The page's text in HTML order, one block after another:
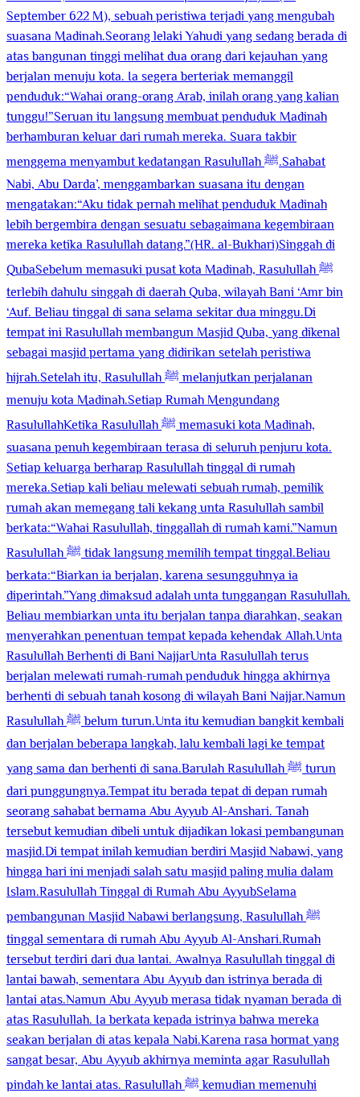
September 622 M), sebuah peristiwa terjadi yang mengubah
suasana Madinah.Seorang lelaki Yahudi yang sedang berada di
atas bangunan tinggi melihat dua orang dari kejauhan yang
berjalan menuju kota. Ia segera berteriak memanggil
penduduk:“Wahai orang-orang Arab, inilah orang yang kalian
tunggu!”Seruan itu langsung membuat penduduk Madinah
berhamburan keluar dari rumah mereka. Suara takbir
menggema menyambut kedatangan Rasulullah ﷺ.Sahabat
Nabi, Abu Darda’, menggambarkan suasana itu dengan
mengatakan:“Aku tidak pernah melihat penduduk Madinah
lebih bergembira dengan sesuatu sebagaimana kegembiraan
mereka ketika Rasulullah datang.”(HR. al-Bukhari)Singgah di
QubaSebelum memasuki pusat kota Madinah, Rasulullah ﷺ
terlebih dahulu singgah di daerah Quba, wilayah Bani ‘Amr bin
‘Auf. Beliau tinggal di sana selama sekitar dua minggu.Di
tempat ini Rasulullah membangun Masjid Quba, yang dikenal
sebagai masjid pertama yang didirikan setelah peristiwa
hijrah.Setelah itu, Rasulullah ﷺ melanjutkan perjalanan
menuju kota Madinah.Setiap Rumah Mengundang
RasulullahKetika Rasulullah ﷺ memasuki kota Madinah,
suasana penuh kegembiraan terasa di seluruh penjuru kota.
Setiap keluarga berharap Rasulullah tinggal di rumah
mereka.Setiap kali beliau melewati sebuah rumah, pemilik
rumah akan memegang tali kekang unta Rasulullah sambil
berkata:“Wahai Rasulullah, tinggallah di rumah kami.”Namun
Rasulullah ﷺ tidak langsung memilih tempat tinggal.Beliau
berkata:“Biarkan ia berjalan, karena sesungguhnya ia
diperintah.”Yang dimaksud adalah unta tunggangan Rasulullah.
Beliau membiarkan unta itu berjalan tanpa diarahkan, seakan
menyerahkan penentuan tempat kepada kehendak Allah.Unta
Rasulullah Berhenti di Bani NajjarUnta Rasulullah terus
berjalan melewati rumah-rumah penduduk hingga akhirnya
berhenti di sebuah tanah kosong di wilayah Bani Najjar.Namun
Rasulullah ﷺ belum turun.Unta itu kemudian bangkit kembali
dan berjalan beberapa langkah, lalu kembali lagi ke tempat
yang sama dan berhenti di sana.Barulah Rasulullah ﷺ turun
dari punggungnya.Tempat itu berada tepat di depan rumah
seorang sahabat bernama Abu Ayyub Al-Anshari. Tanah
tersebut kemudian dibeli untuk dijadikan lokasi pembangunan
masjid.Di tempat inilah kemudian berdiri Masjid Nabawi, yang
hingga hari ini menjadi salah satu masjid paling mulia dalam
Islam.Rasulullah Tinggal di Rumah Abu AyyubSelama
pembangunan Masjid Nabawi berlangsung, Rasulullah ﷺ
tinggal sementara di rumah Abu Ayyub Al-Anshari.Rumah
tersebut terdiri dari dua lantai. Awalnya Rasulullah tinggal di
lantai bawah, sementara Abu Ayyub dan istrinya berada di
lantai atas.Namun Abu Ayyub merasa tidak nyaman berada di
atas Rasulullah. Ia berkata kepada istrinya bahwa mereka
seakan berjalan di atas kepala Nabi.Karena rasa hormat yang
sangat besar, Abu Ayyub akhirnya meminta agar Rasulullah
pindah ke lantai atas. Rasulullah ﷺ kemudian memenuhi